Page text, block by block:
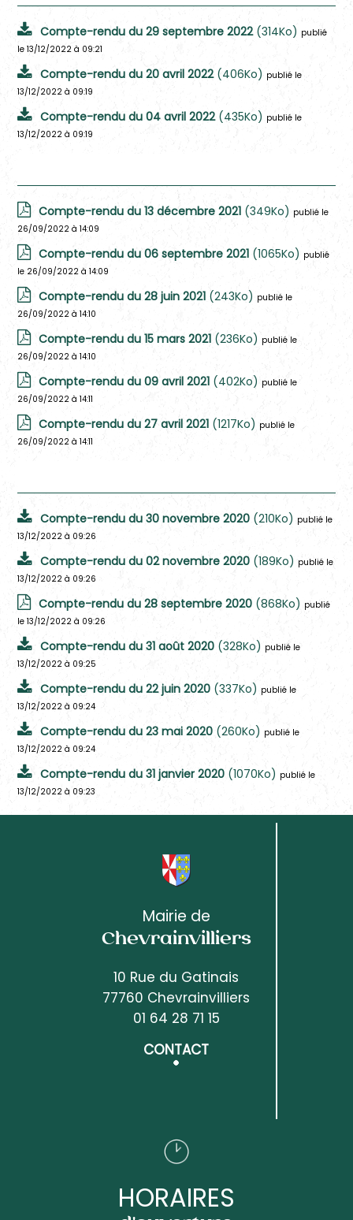
Compte-rendu du 29 septembre 2022(314Ko) publié
le 13/12/2022 à 09:21
Compte-rendu du 20 avril 2022(406Ko) publié le
13/12/2022 à 09:19
Compte-rendu du 04 avril 2022(435Ko) publié le
13/12/2022 à 09:19
Compte-rendu du 13 décembre 2021 (349Ko) publié le
26/09/2022 à 14:09
Compte-rendu du 06 septembre 2021 (1065Ko) publié
le 26/09/2022 à 14:09
Compte-rendu du 28 juin 2021 (243Ko) publié le
26/09/2022 à 14:10
Compte-rendu du 15 mars 2021 (236Ko) publié le
26/09/2022 à 14:10
Compte-rendu du 09 avril 2021 (402Ko) publié le
26/09/2022 à 14:11
Compte-rendu du 27 avril 2021 (1217Ko) publié le
26/09/2022 à 14:11
Compte-rendu du 30 novembre 2020 (210Ko) publié le
13/12/2022 à 09:26
Compte-rendu du 02 novembre 2020 (189Ko) publié le
13/12/2022 à 09:26
Compte-rendu du 28 septembre 2020 (868Ko) publié
le 13/12/2022 à 09:26
Compte-rendu du 31 août 2020 (328Ko) publié le
13/12/2022 à 09:25
Compte-rendu du 22 juin 2020 (337Ko) publié le
13/12/2022 à 09:24
Compte-rendu du 23 mai 2020 (260Ko) publié le
13/12/2022 à 09:24
Compte-rendu du 31 janvier 2020 (1070Ko) publié le
13/12/2022 à 09:23
Mairie de
Chevrainvilliers
10 Rue du Gatinais
77760 Chevrainvilliers
01 64 28 71 15
CONTACT
HORAIRES